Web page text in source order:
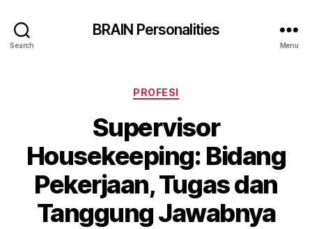
Search
BRAIN Personalities
Menu
Categories
PROFESI
Supervisor
Housekeeping: Bidang
Pekerjaan, Tugas dan
Tanggung Jawabnya